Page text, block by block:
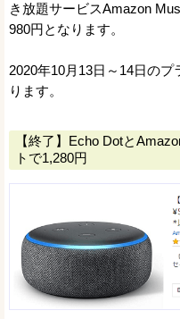
き放題サービスAmazon
980円となります。
2020年10月13日～14日の
ります。
【終了】Echo Dotと
トで1,280円